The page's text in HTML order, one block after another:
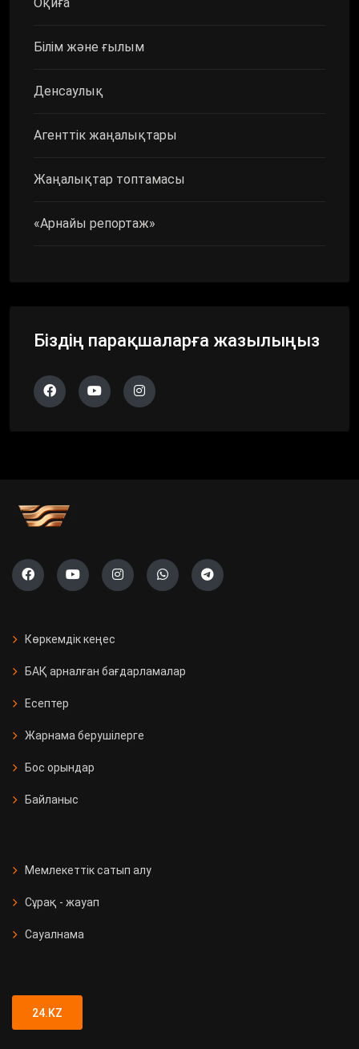
Білім және ғылым
Денсаулық
Агенттік жаңалықтары
Жаңалықтар топтамасы
«Арнайы репортаж»
Біздің парақшаларға жазылыңыз
Көркемдік кеңес
БАҚ арналған бағдарламалар
Есептер
Жарнама берушілерге
Бос орындар
Байланыс
Мемлекеттік сатып алу
Сұрақ - жауап
Сауалнама
24.KZ